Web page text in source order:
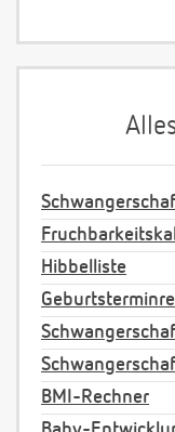
Hibbelliste
BMI-Rechner